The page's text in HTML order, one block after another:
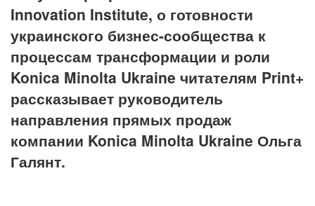
Innovation Institute, о готовности
украинского бизнес-сообщества к
процессам трансформации и роли
Konica Minolta Ukraine читателям Print+
рассказывает руководитель
направления прямых продаж
компании Konica Minolta Ukraine Ольга
Галянт.